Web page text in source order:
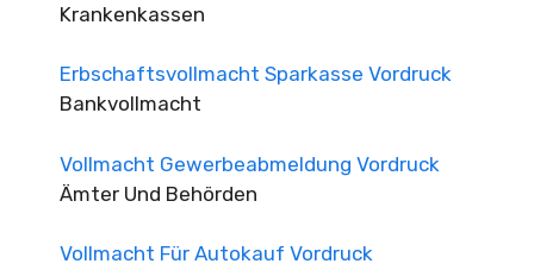
Krankenkassen
Erbschaftsvollmacht Sparkasse Vordruck
Bankvollmacht
Vollmacht Gewerbeabmeldung Vordruck
Ämter Und Behörden
Vollmacht Für Autokauf Vordruck